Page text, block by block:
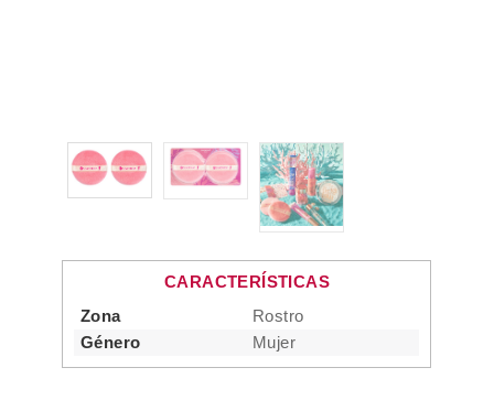
CARACTERÍSTICAS
Zona
Rostro
Género
Mujer